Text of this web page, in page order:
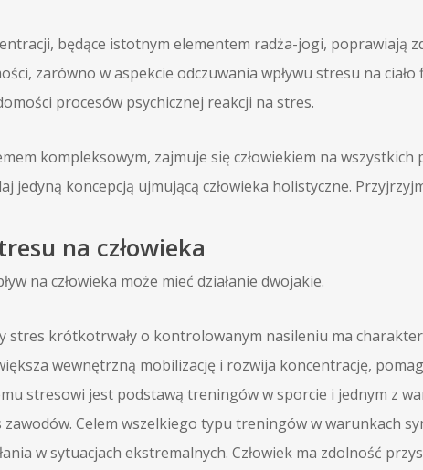
będące istotnym elementem radża-jogi, poprawiają
zarówno w aspekcie odczuwania wpływu stresu na
procesów psychicznej reakcji na stres.
kompleksowym, zajmuje się człowiekiem na wszystkich
jedyną koncepcją ujmującą człowieka holistyczne.
na człowieka
na człowieka może mieć działanie dwojakie.
stres krótkotrwały o kontrolowanym nasileniu ma
wewnętrzną mobilizację i rozwija koncentrację,
stresowi jest podstawą treningów w sporcie i jednym z
zawodów. Celem wszelkiego typu treningów w warunkach
w sytuacjach ekstremalnych. Człowiek ma zdolność